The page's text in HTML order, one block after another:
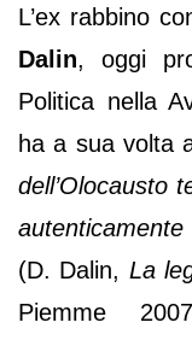
L’ex rabbino
Dalin, oggi
Politica nella
ha a sua volta
dell’Olocausto
(D. Dalin, La
Piemme